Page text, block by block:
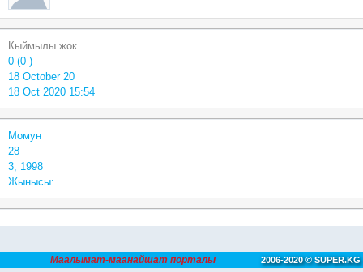
Кыймылы жок
0 (0 )
18 October 20
18 Oct 2020 15:54
Момун
28
3, 1998
Жынысы:
Маалымат-маанайшат порталы 2006-2020 © SUPER.KG